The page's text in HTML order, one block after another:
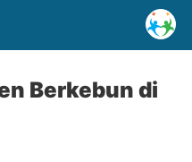
Berkebun di